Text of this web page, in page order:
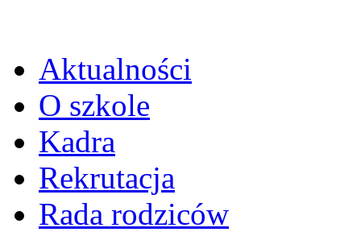
Aktualności
O szkole
Kadra
Rekrutacja
Rada rodziców